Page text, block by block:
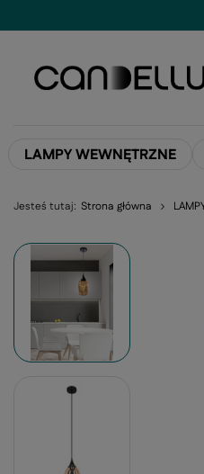
LAMPY WEWNĘTRZNE
Jesteś tutaj: Strona główna